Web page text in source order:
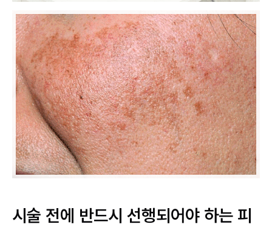
시술 전에 반드시 선행되어야 하는 피